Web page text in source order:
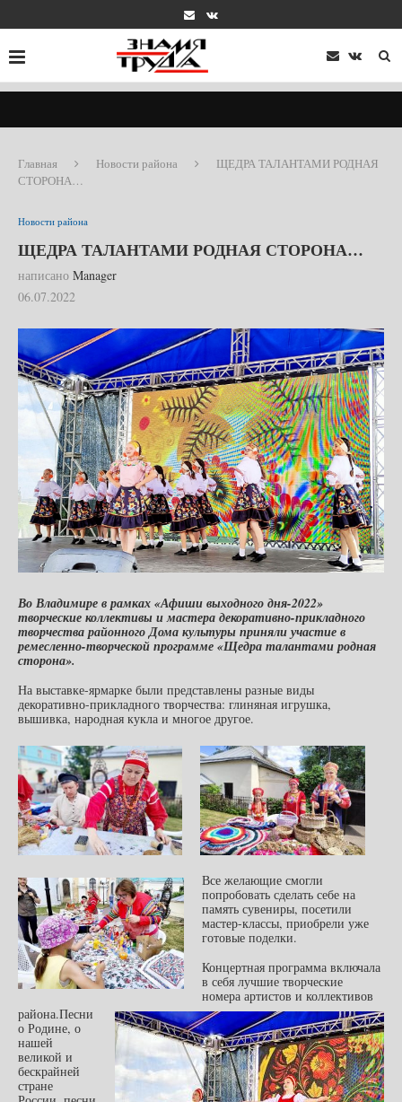
Главная Новости района
ЩЕДРА ТАЛАНТАМИ РОДНАЯ
СТОРОНА…
Новости района
ЩЕДРА ТАЛАНТАМИ РОДНАЯ СТОРОНА…
написано Manager
06.07.2022
Во Владимире в рамках «Афиши выходного дня-2022»
творческие коллективы и мастера декоративно-прикладного
творчества районного Дома культуры приняли участие в
ремесленно-творческой программе «Щедра талантами родная
сторона».
На выставке-ярмарке были представлены разные виды
декоративно-прикладного творчества: глиняная игрушка,
вышивка, народная кукла и многое другое.
Все желающие смогли
попробовать сделать себе на
память сувениры, посетили
мастер-классы, приобрели уже
готовые поделки.
Концертная программа включала
в себя лучшие творческие
номера артистов и коллективов
района.Песни
о Родине, о
нашей
великой и
бескрайней
стране